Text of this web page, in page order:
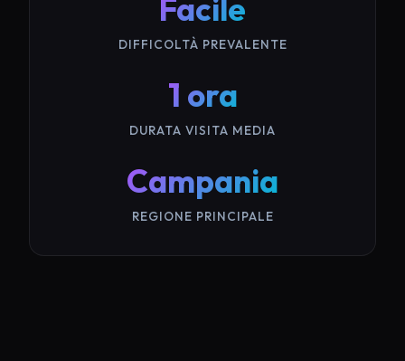
Facile
DIFFICOLTÀ PREVALENTE
1 ora
DURATA VISITA MEDIA
Campania
REGIONE PRINCIPALE